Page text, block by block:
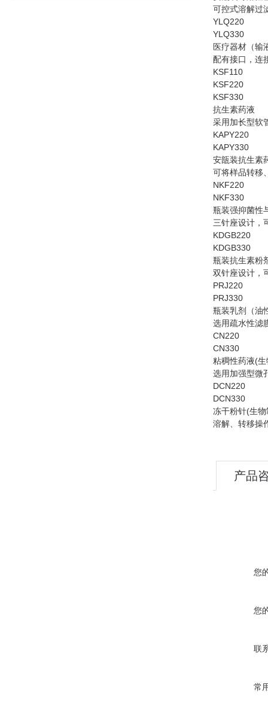
可控式溶解过
YLQ220
YLQ330
医疗器材（输
配有接口，连
KSF110
KSF220
KSF330
抗生素药液
采用加长型软
KAPY220
KAPY330
安瓿装抗生素
可将样品转移
NKF220
NKF330
瓶装强抑菌性
三针座设计，
KDGB220
KDGB330
瓶装抗生素粉
双针座设计，
PRJ220
PRJ330
瓶装乳剂（油
选用疏水性滤
CN220
CN330
粘稠性药液(
选用加强型微
DCN220
DCN330
冻干粉针(生
溶解、转移操
产品
您
您
联
常